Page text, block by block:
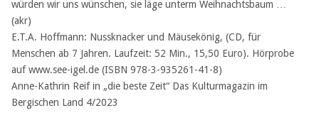
würden wir uns wünschen, sie läge unterm Weihnachtsbaum …
(akr)
E.T.A. Hoffmann: Nussknacker und Mäusekönig, (CD, für
Menschen ab 7 Jahren. Laufzeit: 52 Min., 15,50 Euro). Hörprobe
auf www.see-igel.de (ISBN 978-3-935261-41-8)
Anne-Kathrin Reif in „die beste Zeit“ Das Kulturmagazin im
Bergischen Land 4/2023